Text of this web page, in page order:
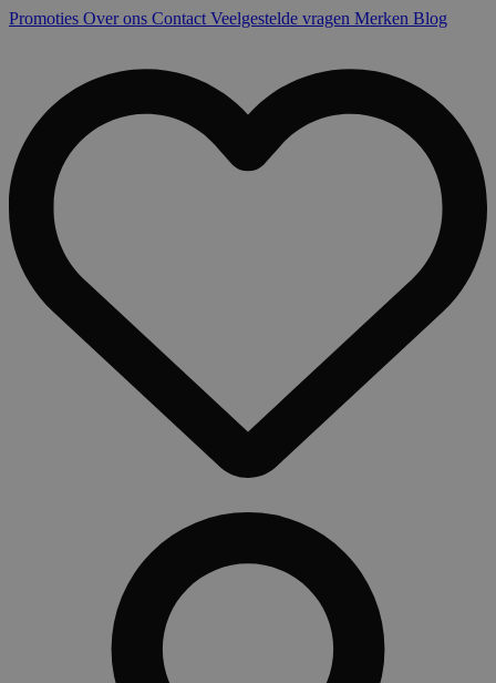
Promoties Over ons Contact Veelgestelde vragen Merken Blog